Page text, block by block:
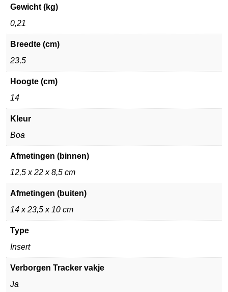
Gewicht (kg)
0,21
Breedte (cm)
23,5
Hoogte (cm)
14
Kleur
Boa
Afmetingen (binnen)
12,5 x 22 x 8,5 cm
Afmetingen (buiten)
14 x 23,5 x 10 cm
Type
Insert
Verborgen Tracker vakje
Ja